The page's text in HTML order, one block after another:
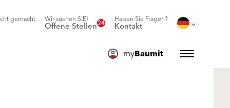
gemacht Wir suchen SIE!
Offene Stellen24 Haben Sie Fragen?
Kontakt
myBaumit